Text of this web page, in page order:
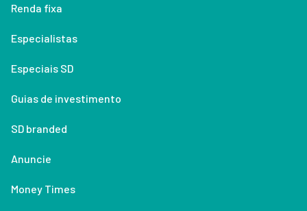
Renda fixa
Especialistas
Especiais SD
Guias de investimento
SD branded
Anuncie
Money Times